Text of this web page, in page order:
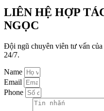
LIÊN HỆ HỢP
NGỌC
Đội ngũ chuyên viên tư vấn
24/7.
Name
Email
Phone